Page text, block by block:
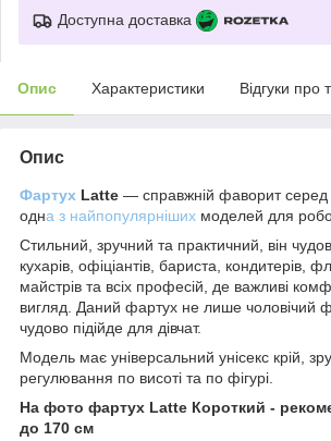
Доступна доставка
Опис Характеристики Відгуки про
Опис
Фартух Latte — справжній фаворит серед
одна з найпопулярніших моделей для
Стильний, зручний та практичний, він
кухарів, офіціантів, бариста, кондитерів,
майстрів та всіх професій, де важливі
вигляд. Даний фартух не лише чоловічий
чудово підійде для дівчат.
Модель має універсальний унісекс крій,
регулювання по висоті та по фігурі.
На фото фартух Latte Короткий -
до 170 см